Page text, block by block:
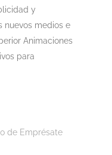
y
nuevos medios e
Animaciones
para
de Emprésate